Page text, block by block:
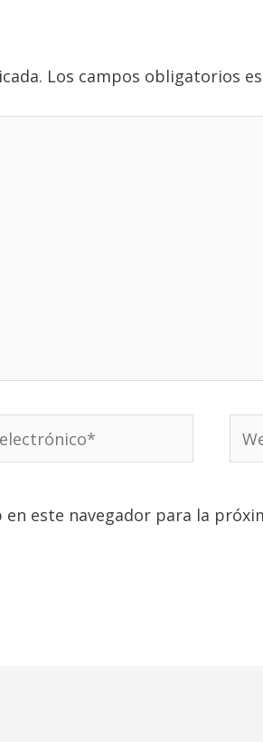
Los campos obligatorios
Web
este navegador para la